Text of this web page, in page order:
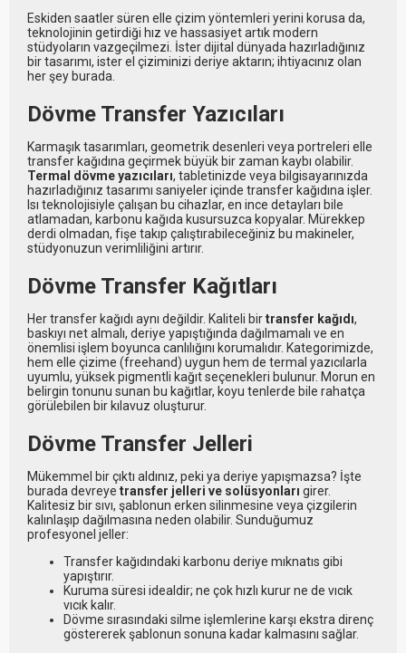
Eskiden saatler süren elle çizim yöntemleri yerini korusa da,
teknolojinin getirdiği hız ve hassasiyet artık modern
stüdyoların vazgeçilmezi. İster dijital dünyada hazırladığınız
bir tasarımı, ister el çiziminizi deriye aktarın; ihtiyacınız olan
her şey burada.
Dövme Transfer Yazıcıları
Karmaşık tasarımları, geometrik desenleri veya portreleri elle
transfer kağıdına geçirmek büyük bir zaman kaybı olabilir.
Termal dövme yazıcıları, tabletinizde veya bilgisayarınızda
hazırladığınız tasarımı saniyeler içinde transfer kağıdına işler.
Isı teknolojisiyle çalışan bu cihazlar, en ince detayları bile
atlamadan, karbonu kağıda kusursuzca kopyalar. Mürekkep
derdi olmadan, fişe takıp çalıştırabileceğiniz bu makineler,
stüdyonuzun verimliliğini artırır.
Dövme Transfer Kağıtları
Her transfer kağıdı aynı değildir. Kaliteli birtransfer kağıdı,
baskıyı net almalı, deriye yapıştığında dağılmamalı ve en
önemlisi işlem boyunca canlılığını korumalıdır. Kategorimizde,
hem elle çizime (freehand) uygun hem de termal yazıcılarla
uyumlu, yüksek pigmentli kağıt seçenekleri bulunur. Morun en
belirgin tonunu sunan bu kağıtlar, koyu tenlerde bile rahatça
görülebilen bir kılavuz oluşturur.
Dövme Transfer Jelleri
Mükemmel bir çıktı aldınız, peki ya deriye yapışmazsa? İşte
burada devreye transfer jelleri ve solüsyonları girer.
Kalitesiz bir sıvı, şablonun erken silinmesine veya çizgilerin
kalınlaşıp dağılmasına neden olabilir. Sunduğumuz
profesyonel jeller:
Transfer kağıdındaki karbonu deriye mıknatıs gibi
yapıştırır.
Kuruma süresi idealdir; ne çok hızlı kurur ne de vıcık
vıcık kalır.
Dövme sırasındaki silme işlemlerine karşı ekstra direnç
göstererek şablonun sonuna kadar kalmasını sağlar.